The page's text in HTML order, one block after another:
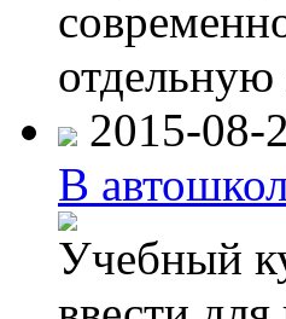
отдельную
2015-08-
В
Учебный